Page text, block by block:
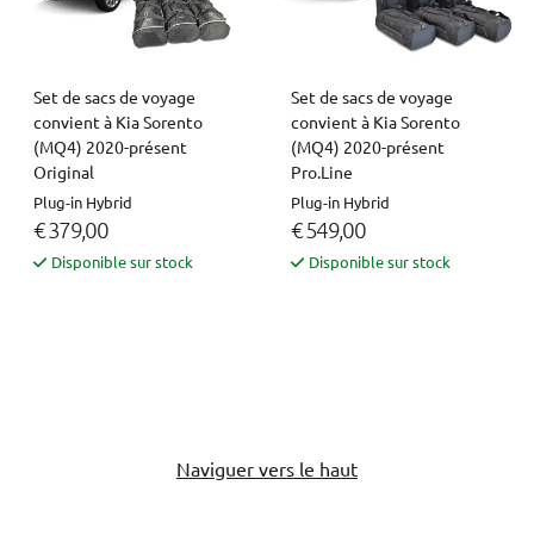
Set de sacs de voyage
convient à Kia Sorento
(MQ4) 2020-présent
Original
Plug-in Hybrid
€ 379,00
Disponible sur stock
Set de sacs de voyage
convient à Kia Sorento
(MQ4) 2020-présent
Pro.Line
Plug-in Hybrid
€ 549,00
Disponible sur stock
Naviguer vers le haut